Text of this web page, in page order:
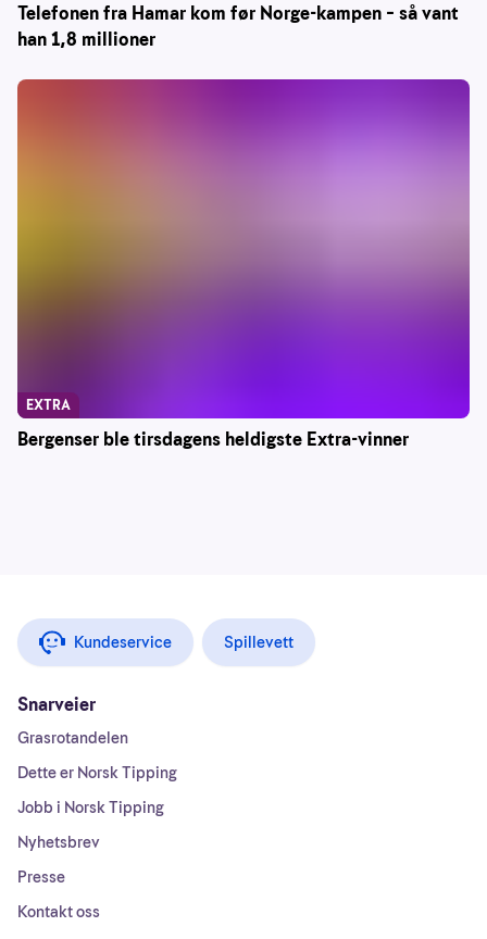
Telefonen fra Hamar kom før Norge-kampen – så vant
han 1,8 millioner
Bergenser ble tirsdagens heldigste Extra-vinner
EXTRA
Kundeservice Spillevett
Snarveier
Grasrotandelen
Dette er Norsk Tipping
Jobb i Norsk Tipping
Nyhetsbrev
Presse
Kontakt oss